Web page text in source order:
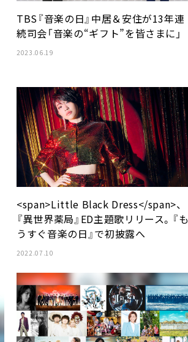
TBS『音楽の日』中居＆安住が13年連
続司会「音楽の“ギフト”を皆さまに」
2023.06.19
<span>Little Black Dress</span>、
『異世界薬局』ED主題歌リリース。『も
うすぐ音楽の日』で初披露へ
2022.07.10